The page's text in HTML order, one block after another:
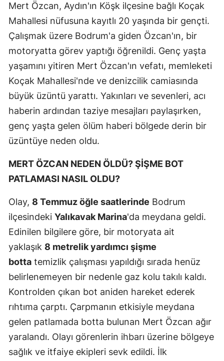
Mert Özcan, Aydın'ın Köşk ilçesine bağlı Koçak
Mahallesi nüfusuna kayıtlı 20 yaşında bir gençti.
Çalışmak üzere Bodrum'a giden Özcan'ın, bir
motoryatta görev yaptığı öğrenildi. Genç yaşta
yaşamını yitiren Mert Özcan'ın vefatı, memleketi
Koçak Mahallesi'nde ve denizcilik camiasında
büyük üzüntü yarattı. Yakınları ve sevenleri, acı
haberin ardından taziye mesajları paylaşırken,
genç yaşta gelen ölüm haberi bölgede derin bir
üzüntüye neden oldu.
MERT ÖZCAN NEDEN ÖLDÜ? ŞİŞME BOT
PATLAMASI NASIL OLDU?
Olay, 8 Temmuz öğle saatlerinde Bodrum
ilçesindeki Yalıkavak Marina'da meydana geldi.
Edinilen bilgilere göre, bir motoryata ait
yaklaşık 8 metrelik yardımcı şişme
botta temizlik çalışması yapıldığı sırada henüz
belirlenemeyen bir nedenle gaz kolu takılı kaldı.
Kontrolden çıkan bot aniden hareket ederek
rıhtıma çarptı. Çarpmanın etkisiyle meydana
gelen patlamada botta bulunan Mert Özcan ağır
yaralandı. Olayı görenlerin ihbarı üzerine bölgeye
sağlık ve itfaiye ekipleri sevk edildi. İlk